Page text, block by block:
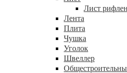
Лист
Лента
Плита
Чушка
Уголок
Швеллер